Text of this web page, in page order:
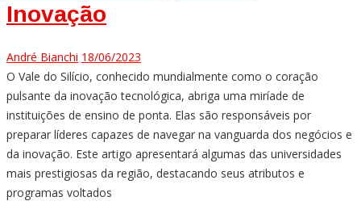
Inovação
André Bianchi 18/06/2023
O Vale do Silício, conhecido mundialmente como o coração
pulsante da inovação tecnológica, abriga uma miríade de
instituições de ensino de ponta. Elas são responsáveis por
preparar líderes capazes de navegar na vanguarda dos negócios e
da inovação. Este artigo apresentará algumas das universidades
mais prestigiosas da região, destacando seus atributos e
programas voltados